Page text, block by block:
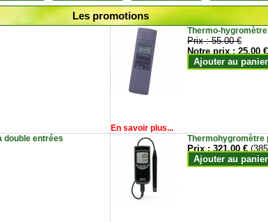
Les promotions
Thermo-
Prix :55.00 €
Notre prix :25.00 €
Ajouter au panier
En savoir plus...
double entrées
Thermohygromètre
Prix :321.00 €
Ajouter au panier